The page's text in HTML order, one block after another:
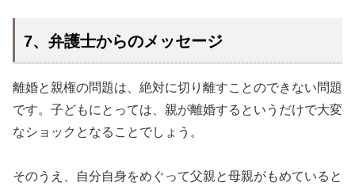
7、弁護士からのメッセージ
離婚と親権の問題は、絶対に切り離すことのできない問題
です。子どもにとっては、親が離婚するというだけで大変
なショックとなることでしょう。
そのうえ、自分自身をめぐって父親と母親がもめていると
18:00